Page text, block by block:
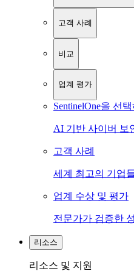
고객 사례
비교
업계 평가
SentinelOne을 선
AI 기반 사이버 보
고객 사례
세계 최고의 기업
업계 수상 및 평가
전문가가 검증한
리소스
리소스 및 지원